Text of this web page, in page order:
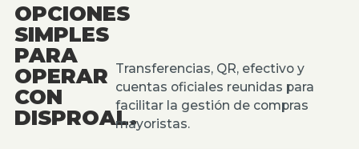
OPCIONES
SIMPLES
PARA
OPERAR
CON
DISPROAL.
Transferencias, QR, efectivo y
cuentas oficiales reunidas para
facilitar la gestión de compras
mayoristas.